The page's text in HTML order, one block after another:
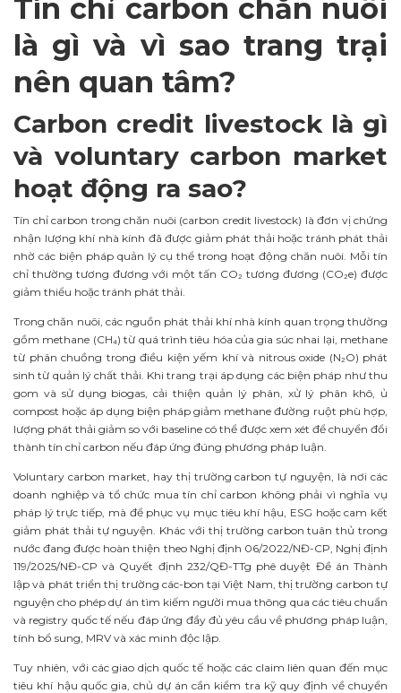
Tín chỉ carbon chăn nuôi
là gì và vì sao trang trại
nên quan tâm?
Carbon credit livestock là gì
và voluntary carbon market
hoạt động ra sao?
Tín chỉ carbon trong chăn nuôi (carbon credit livestock) là đơn vị chứng
nhận lượng khí nhà kính đã được giảm phát thải hoặc tránh phát thải
nhờ các biện pháp quản lý cụ thể trong hoạt động chăn nuôi. Mỗi tín
chỉ thường tương đương với một tấn CO₂ tương đương (CO₂e) được
giảm thiểu hoặc tránh phát thải.
Trong chăn nuôi, các nguồn phát thải khí nhà kính quan trọng thường
gồm methane (CH₄) từ quá trình tiêu hóa của gia súc nhai lại, methane
từ phân chuồng trong điều kiện yếm khí và nitrous oxide (N₂O) phát
sinh từ quản lý chất thải. Khi trang trại áp dụng các biện pháp như thu
gom và sử dụng biogas, cải thiện quản lý phân, xử lý phân khô, ủ
compost hoặc áp dụng biện pháp giảm methane đường ruột phù hợp,
lượng phát thải giảm so với baseline có thể được xem xét để chuyển đổi
thành tín chỉ carbon nếu đáp ứng đúng phương pháp luận.
Voluntary carbon market, hay thị trường carbon tự nguyện, là nơi các
doanh nghiệp và tổ chức mua tín chỉ carbon không phải vì nghĩa vụ
pháp lý trực tiếp, mà để phục vụ mục tiêu khí hậu, ESG hoặc cam kết
giảm phát thải tự nguyện. Khác với thị trường carbon tuân thủ trong
nước đang được hoàn thiện theo Nghị định 06/2022/NĐ-CP, Nghị định
119/2025/NĐ-CP và Quyết định 232/QĐ-TTg phê duyệt Đề án Thành
lập và phát triển thị trường các-bon tại Việt Nam, thị trường carbon tự
nguyện cho phép dự án tìm kiếm người mua thông qua các tiêu chuẩn
và registry quốc tế nếu đáp ứng đầy đủ yêu cầu về phương pháp luận,
tính bổ sung, MRV và xác minh độc lập.
Tuy nhiên, với các giao dịch quốc tế hoặc các claim liên quan đến mục
tiêu khí hậu quốc gia, chủ dự án cần kiểm tra kỹ quy định về chuyển